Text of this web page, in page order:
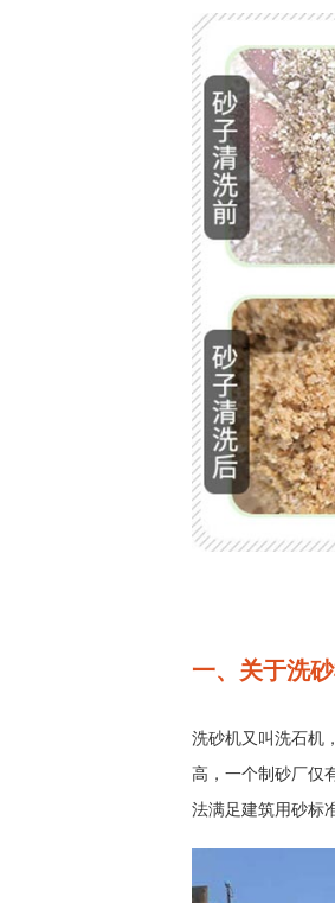
一、关于洗
洗砂机又叫洗石机
高，一个制砂厂仅
法满足建筑用砂标